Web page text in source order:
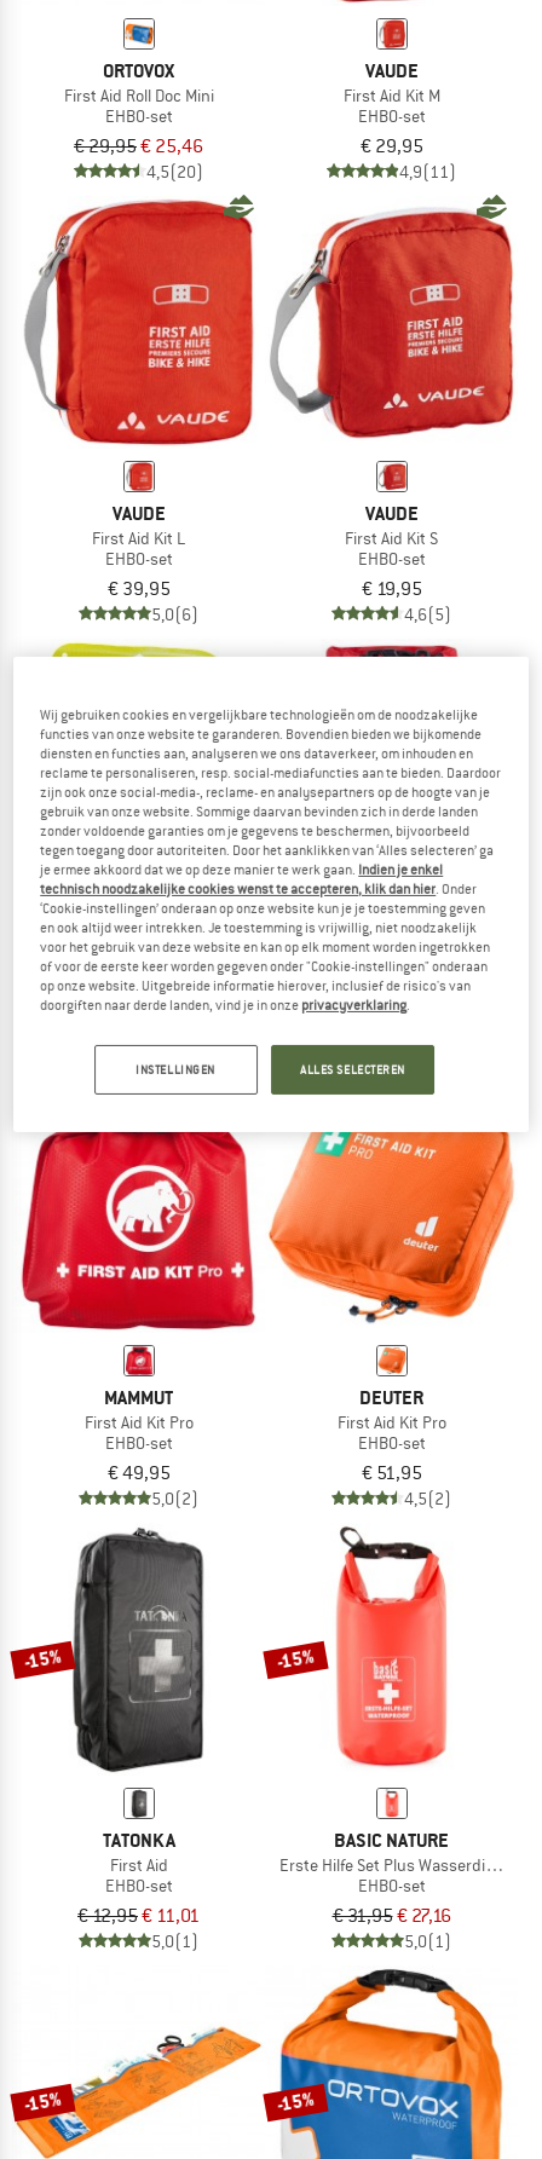
ORTOVOX
First Aid Roll Doc Mini
EHBO-set
€ 29,95€ 25,46
4,5(20)
VAUDE
First Aid Kit M
EHBO-set
€ 29,95
4,9(11)
VAUDE
First Aid Kit L
EHBO-set
€ 39,95
5,0(6)
VAUDE
First Aid Kit S
EHBO-set
€ 19,95
4,6(5)
VAUDE
First Aid Kit M Waterproof
EHBO-set
MAMMUT
First Aid Kit Light
EHBO-set
MAMMUT
First Aid Kit Pro
EHBO-set
€ 49,95
5,0(2)
DEUTER
First Aid Kit Pro
EHBO-set
€ 51,95
4,5(2)
-15%
TATONKA
First Aid
EHBO-set
€ 12,95€ 11,01
5,0(1)
-15%
BASIC NATURE
Erste Hilfe Set Plus Wasserdicht
EHBO-set
€ 31,95€ 27,16
5,0(1)
-15% -15%
Wij gebruiken cookies en vergelijkbare technologieën om de noodzakelijke
functies van onze website te garanderen. Bovendien bieden we bijkomende
diensten en functies aan, analyseren we ons dataverkeer, om inhouden en
reclame te personaliseren, resp. social-mediafuncties aan te bieden. Daardoor
zijn ook onze social-media-, reclame- en analysepartners op de hoogte van je
gebruik van onze website. Sommige daarvan bevinden zich in derde landen
zonder voldoende garanties om je gegevens te beschermen, bijvoorbeeld
tegen toegang door autoriteiten. Door het aanklikken van ‘Alles selecteren’ ga
je ermee akkoord dat we op deze manier te werk gaan. Indien je enkel
technisch noodzakelijke cookies wenst te accepteren, klik dan hier. Onder
‘Cookie-instellingen’ onderaan op onze website kun je je toestemming geven
en ook altijd weer intrekken. Je toestemming is vrijwillig, niet noodzakelijk
voor het gebruik van deze website en kan op elk moment worden ingetrokken
of voor de eerste keer worden gegeven onder "Cookie-instellingen" onderaan
op onze website. Uitgebreide informatie hierover, inclusief de risico's van
doorgiften naar derde landen, vind je in onze privacyverklaring.
INSTELLINGEN ALLES SELECTEREN